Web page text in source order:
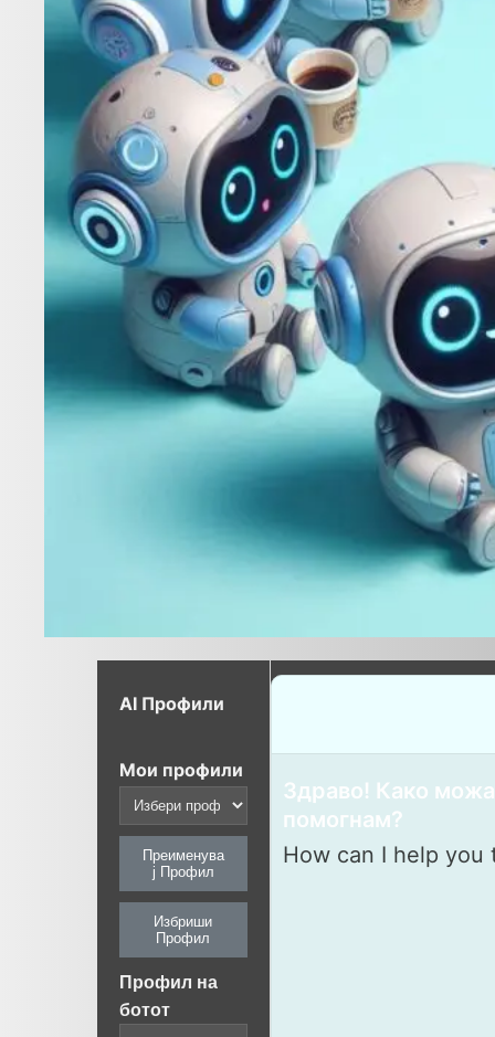
AI Профили
Мои профили
Преименува
ј Профил
Избриши
Профил
Профил на
ботот
Здраво! Како
помогнам?
How can I help you